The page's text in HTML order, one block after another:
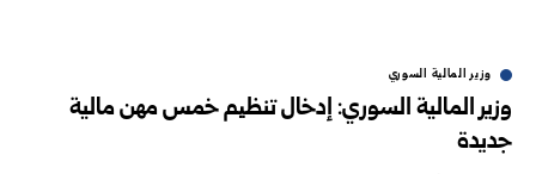
وزير المالية السوري
المالية السوري: إدخال تنظیم خمس مهن مالية